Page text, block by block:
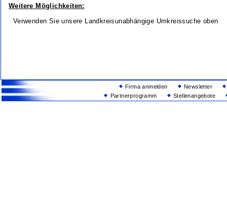
Weitere Möglichkeiten:
Verwenden Sie unsere Landkreisunabhängige Umkreissuche oben
Firma anmelden
Newsletter
Partnerprogramm
Stellenangebote